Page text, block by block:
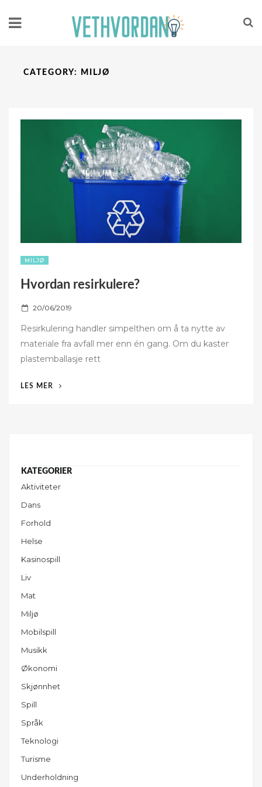
CATEGORY: MILJØ
MILJØ
Hvordan resirkulere?
P
t
e
o
20/06/2019
Resirkulering handler simpelthen om å ta nytte av
materiale fra avfall mer enn én gang. Om du kaster
plastemballasje rett
LES MER
Aktiviteter
Dans
Forhold
Helse
Kasinospill
Liv
Mat
Miljø
Mobilspill
Musikk
Økonomi
Skjønnhet
Spill
Språk
Teknologi
Turisme
Underholdning